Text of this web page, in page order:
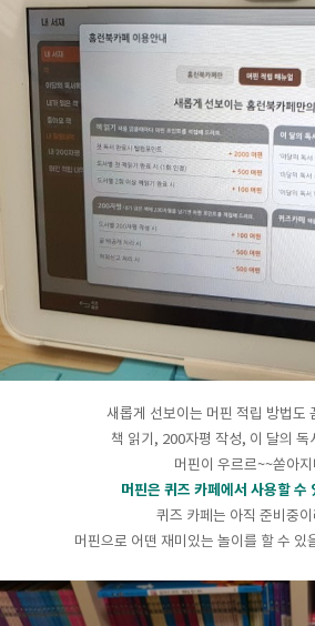
새롭게 선보이는 머핀 적립 방법도
책 읽기, 200자평 작성, 이 달의 독
머핀이 우르르~~쏟아
머핀은 퀴즈 카페에서 사용할 수
퀴즈 카페는 아직 준비중
머핀으로 어떤 재미있는 놀이를 할 수